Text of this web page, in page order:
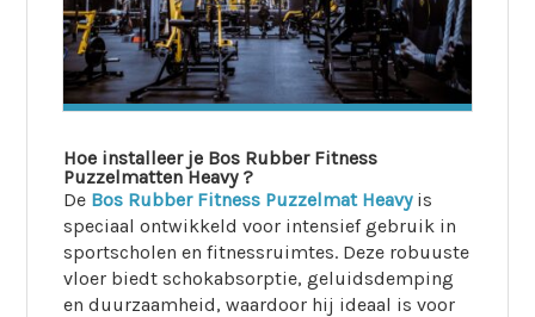
Hoe installeer je Bos Rubber Fitness
Puzzelmatten Heavy ?
De Bos Rubber Fitness Puzzelmat Heavyis
speciaal ontwikkeld voor intensief gebruik in
sportscholen en fitnessruimtes. Deze robuuste
vloer biedt schokabsorptie, geluidsdemping
en duurzaamheid, waardoor hij ideaal is voor